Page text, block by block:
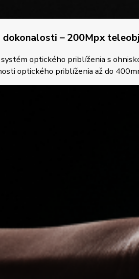
dokonalosti – 200Mpx
optického priblíženia s
optického priblíženia až do